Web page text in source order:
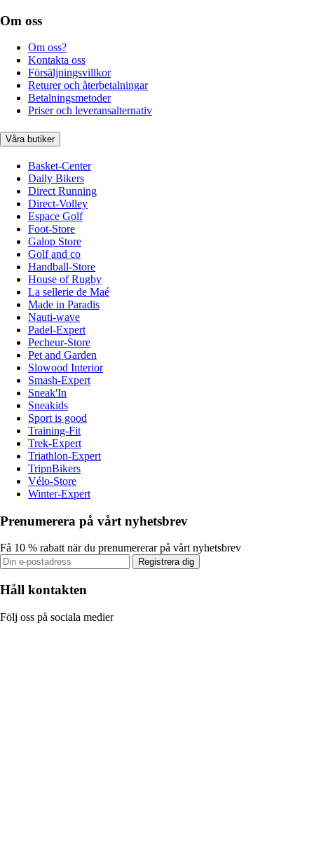
Om oss
Om oss?
Kontakta oss
Försäljningsvillkor
Returer och återbetalningar
Betalningsmetoder
Priser och leveransalternativ
Våra butiker
Basket-Center
Daily Bikers
Direct Running
Direct-Volley
Espace Golf
Foot-Store
Galop Store
Golf and co
Handball-Store
House of Rugby
La sellerie de Maé
Made in Paradis
Nauti-wave
Padel-Expert
Pecheur-Store
Pet and Garden
Slowood Interior
Smash-Expert
Sneak'In
Sneakids
Sport is good
Training-Fit
Trek-Expert
Triathlon-Expert
TripnBikers
Vélo-Store
Winter-Expert
Prenumerera på vårt nyhetsbrev
Få 10 % rabatt när du prenumererar på vårt nyhetsbrev
Registrera dig
Håll kontakten
Följ oss på sociala medier